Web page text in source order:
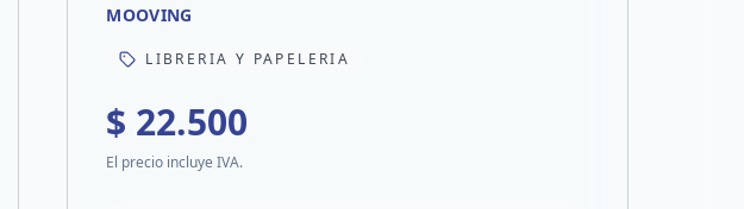
MOOVING
LIBRERIA Y PAPELERIA
$ 22.500
El precio incluye IVA.